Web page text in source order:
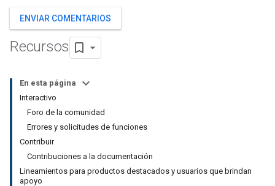
ENVIAR COMENTARIOS
Recursos
En esta página
Interactivo
Foro de la comunidad
Errores y solicitudes de funciones
Contribuir
Contribuciones a la documentación
Lineamientos para productos destacados y usuarios que brindan
apoyo